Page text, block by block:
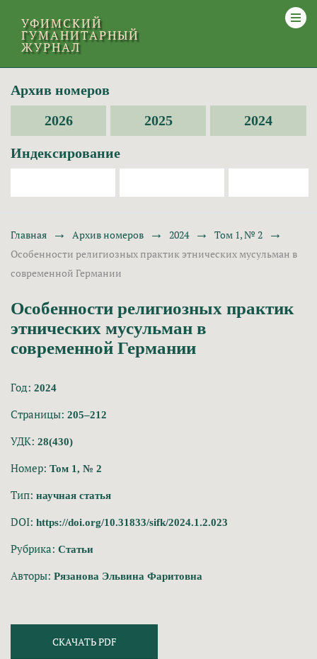
УФИМСКИЙ
ГУМАНИТАРНЫЙ
ЖУРНАЛ
Архив номеров
2026
2025 2024
Индексирование
Главная → Архив номеров → 2024 → Том 1, № 2 →
Особенности религиозных практик этнических мусульман в
современной Германии
Особенности религиозных практик
этнических мусульман в
современной Германии
Год: 2024
Страницы: 205–212
УДК: 28(430)
Номер: Том 1, № 2
Тип: научная статья
DOI: https://doi.org/10.31833/sifk/2024.1.2.023
Рубрика: Статьи
Авторы: Рязанова Эльвина Фаритовна
СКАЧАТЬ PDF